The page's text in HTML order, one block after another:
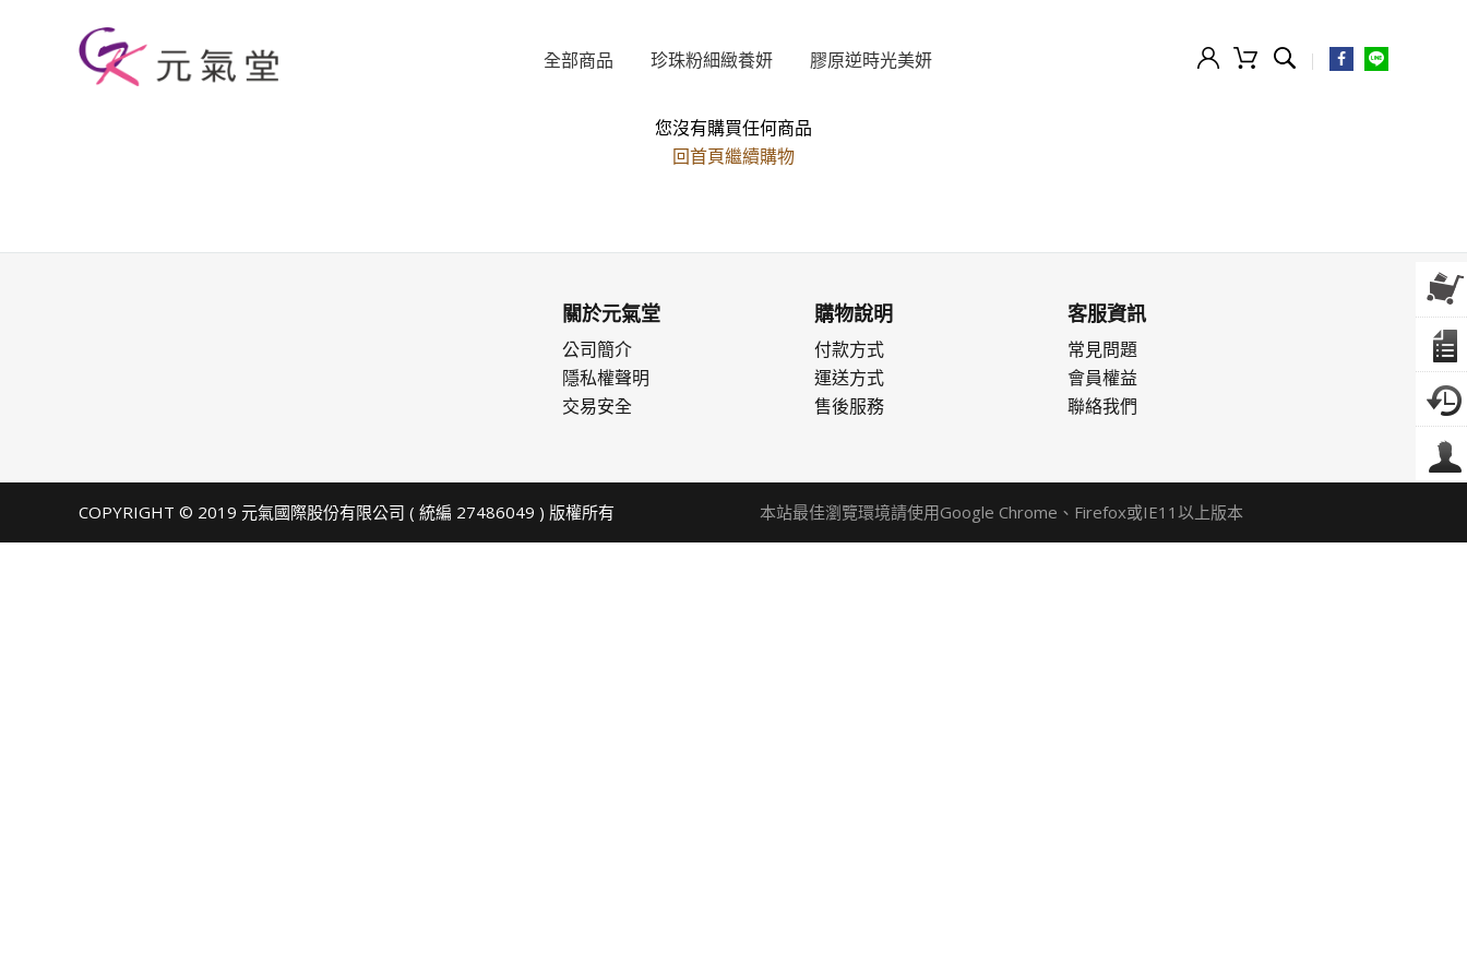
全部商品 珍珠粉細緻養妍 膠原逆時光美妍
您沒有購買任何商品
回首頁繼續購物
關於元氣堂
公司簡介
隱私權聲明
交易安全
購物說明
付款方式
運送方式
售後服務
客服資訊
常見問題
會員權益
聯絡我們
COPYRIGHT © 2019 元氣國際股份有限公司 ( 統編 27486049 ) 版權所有 本站最佳瀏覽環境請使用Google Chrome、Firefox或IE11以上版本